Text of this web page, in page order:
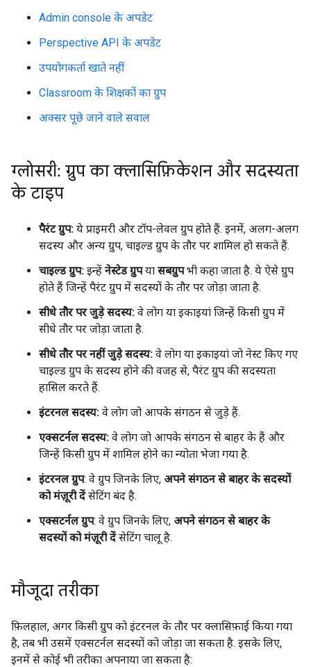
Admin console के अपडेट
Perspective API के अपडेट
उपयोगकर्ता खाते नहीं
Classroom के शिक्षकों का ग्रुप
अक्सर पूछे जाने वाले सवाल
ग्लोसरी: ग्रुप का क्लासिफ़िकेशन और सदस्यता
के टाइप
पैरंट ग्रुप: ये प्राइमरी और टॉप-लेवल ग्रुप होते हैं. इनमें, अलग-अलग
सदस्य और अन्य ग्रुप, चाइल्ड ग्रुप के तौर पर शामिल हो सकते हैं.
चाइल्ड ग्रुप: इन्हें नेस्टेड ग्रुपया सबग्रुपभी कहा जाता है. ये ऐसे ग्रुप
होते हैं जिन्हें पैरंट ग्रुप में सदस्यों के तौर पर जोड़ा जाता है.
सीधे तौर पर जुड़े सदस्य: वे लोग या इकाइयां जिन्हें किसी ग्रुप में
सीधे तौर पर जोड़ा जाता है.
सीधे तौर पर नहीं जुड़े सदस्य: वे लोग या इकाइयां जो नेस्ट किए गए
चाइल्ड ग्रुप के सदस्य होने की वजह से, पैरंट ग्रुप की सदस्यता
हासिल करते हैं.
इंटरनल सदस्य: वे लोग जो आपके संगठन से जुड़े हैं.
एक्सटर्नल सदस्य: वे लोग जो आपके संगठन से बाहर के हैं और
जिन्हें किसी ग्रुप में शामिल होने का न्योता भेजा गया है.
इंटरनल ग्रुप: वे ग्रुप जिनके लिए, अपने संगठन से बाहर के सदस्यों
को मंज़ूरी देंसेटिंग बंद है.
एक्सटर्नल ग्रुप: वे ग्रुप जिनके लिए, अपने संगठन से बाहर के
सदस्यों को मंज़ूरी देंसेटिंग चालू है.
मौजूदा तरीका
फ़िलहाल, अगर किसी ग्रुप को इंटरनल के तौर पर क्लासिफ़ाई किया गया
है, तब भी उसमें एक्सटर्नल सदस्यों को जोड़ा जा सकता है. इसके लिए,
इनमें से कोई भी तरीका अपनाया जा सकता है: